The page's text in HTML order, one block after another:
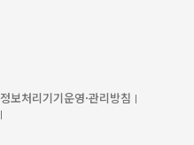
보처리기기운영·관리방침